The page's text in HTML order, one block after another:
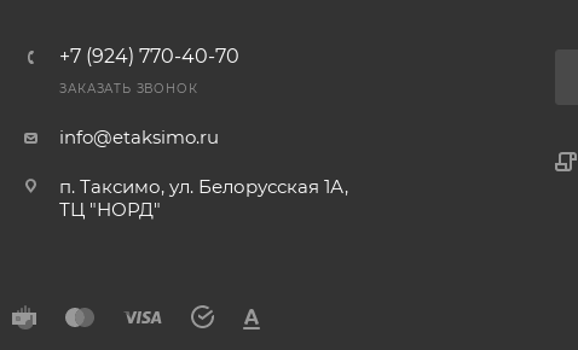
+7 (924) 770-40-70
ЗАКАЗАТЬ ЗВОНОК
info@etaksimo.ru
п. Таксимо, ул. Белорусская 1А,
ТЦ "НОРД"